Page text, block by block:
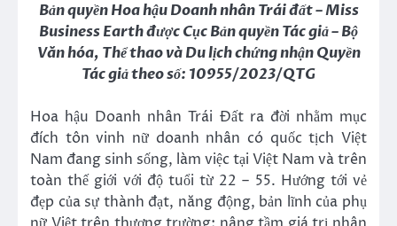
Bản quyền Hoa hậu Doanh nhân Trái đất – Miss
Business Earth được Cục Bản quyền Tác giả – Bộ
Văn hóa, Thể thao và Du lịch chứng nhận Quyền
Tác giả theo số: 10955/2023/QTG
Hoa hậu Doanh nhân Trái Đất ra đời nhằm mục
đích tôn vinh nữ doanh nhân có quốc tịch Việt
Nam đang sinh sống, làm việc tại Việt Nam và trên
toàn thế giới với độ tuổi từ 22 – 55. Hướng tới vẻ
đẹp của sự thành đạt, năng động, bản lĩnh của phụ